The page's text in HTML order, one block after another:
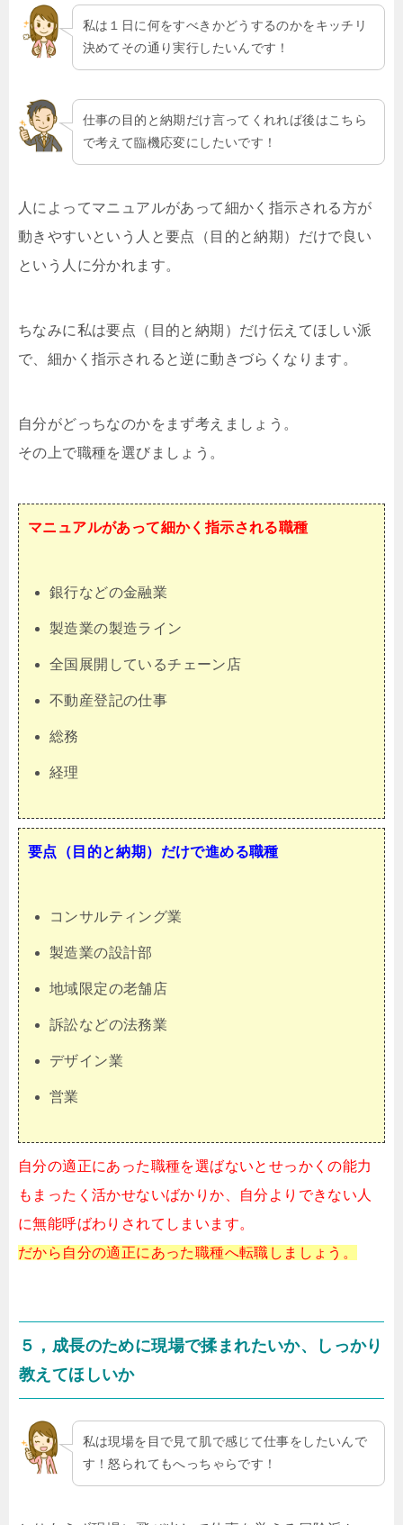
私は１日に何をすべきかどうするのかをキッチリ
決めてその通り実行したいんです！
仕事の目的と納期だけ言ってくれれば後はこちら
で考えて臨機応変にしたいです！
人によってマニュアルがあって細かく指示される方が
動きやすいという人と要点（目的と納期）だけで良い
という人に分かれます。
ちなみに私は要点（目的と納期）だけ伝えてほしい派
で、細かく指示されると逆に動きづらくなります。
自分がどっちなのかをまず考えましょう。
その上で職種を選びましょう。
マニュアルがあって細かく指示される職種
銀行などの金融業
製造業の製造ライン
全国展開しているチェーン店
不動産登記の仕事
総務
経理
要点（目的と納期）だけで進める職種
コンサルティング業
製造業の設計部
地域限定の老舗店
訴訟などの法務業
デザイン業
営業
自分の適正にあった職種を選ばないとせっかくの能力
もまったく活かせないばかりか、自分よりできない人
に無能呼ばわりされてしまいます。
だから自分の適正にあった職種へ転職しましょう。
５，成長のために現場で揉まれたいか、しっかり
教えてほしいか
私は現場を目で見て肌で感じて仕事をしたいんで
す！怒られてもへっちゃらです！